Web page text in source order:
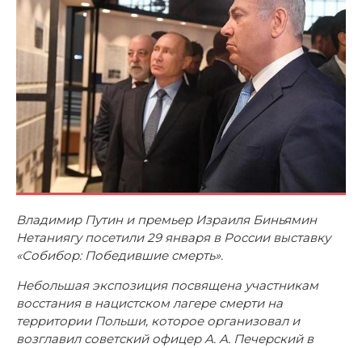
Владимир Путин и премьер Израиля Биньямин
Нетаниягу посетили 29 января в России выставку
«Собибор: Победившие смерть».
Небольшая экспозиция посвящена участникам
восстания в нацистском лагере смерти на
территории Польши, которое организовал и
возглавил советский офицер А. А. Печерский в